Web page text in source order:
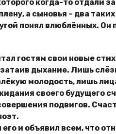
когда-то отдали
а сыновья – два
понял влюблённых. Он
гостям свои новые
дыхание. Лишь
молодость, лишь
своего будущего
подвигов.
и объявил всем, что